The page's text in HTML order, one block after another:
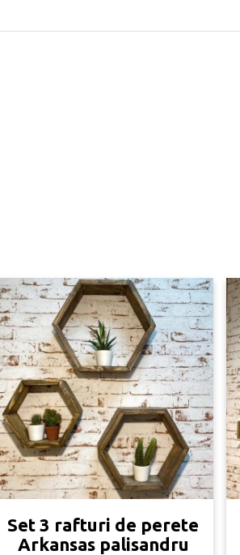
Set 3 rafturi de perete
Arkansas palisandru